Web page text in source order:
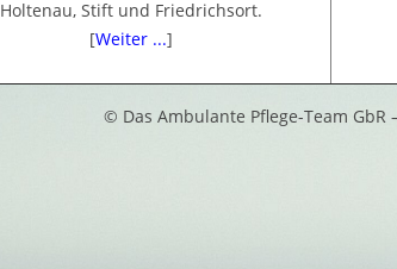
Holtenau, Stift und Friedrichsort.
[Weiter ...]
© Das Ambulante Pflege-Team GbR